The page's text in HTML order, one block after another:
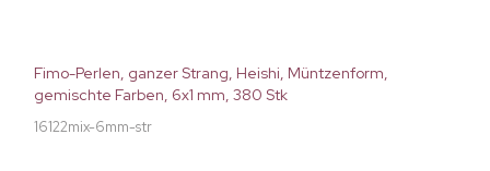
Fimo-Perlen, ganzer Strang, Heishi, Müntzenform,
gemischte Farben, 6x1 mm, 380 Stk
16122mix-6mm-str